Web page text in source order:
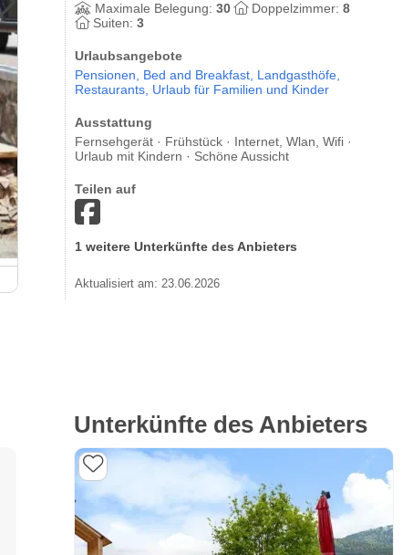
Landgasthof-Pension Bergblick
Maximale Belegung: 30 Doppelzimmer:8
Suiten: 3
Urlaubsangebote
Pensionen, Bed and Breakfast, Landgasthöfe,
Restaurants, Urlaub für Familien und Kinder
Ausstattung
Fernsehgerät · Frühstück · Internet, Wlan, Wifi ·
Urlaub mit Kindern · Schöne Aussicht
Teilen auf
1 weitere Unterkünfte des Anbieters
Aktualisiert am: 23.06.2026
Unterkünfte des Anbieters